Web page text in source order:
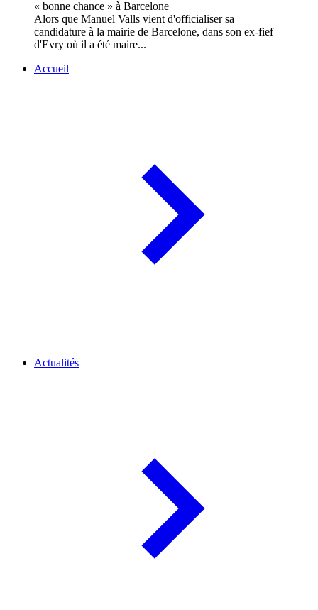
Alors que Manuel Valls vient d'officialiser sa
candidature à la mairie de Barcelone, dans son ex-fief
d'Evry où il a été maire...
Accueil
Actualités